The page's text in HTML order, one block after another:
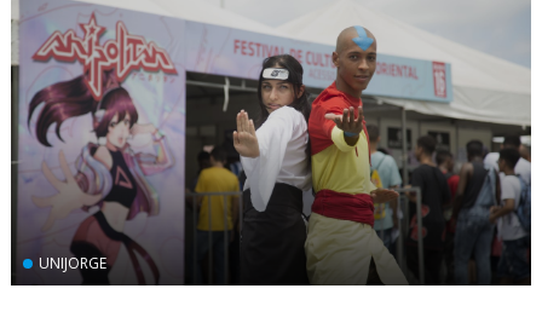
UNIJORGE